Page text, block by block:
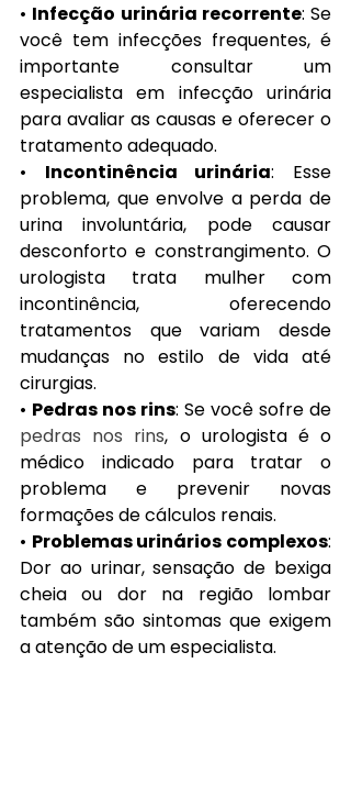
• Infecção urinária recorrente: Se
você tem infecções frequentes, é
importante consultar um
especialista em infecção urinária
para avaliar as causas e oferecer o
tratamento adequado.
• Incontinência urinária: Esse
problema, que envolve a perda de
urina involuntária, pode causar
desconforto e constrangimento. O
urologista trata mulher com
incontinência, oferecendo
tratamentos que variam desde
mudanças no estilo de vida até
cirurgias.
• Pedras nos rins
pedras nos rins, o urologista é o
médico indicado para tratar o
problema e prevenir novas
formações de cálculos renais.
• Problemas urinários complexos:
Dor ao urinar, sensação de bexiga
cheia ou dor na região lombar
também são sintomas que exigem
a atenção de um especialista.